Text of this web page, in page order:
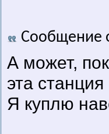
Сообщение
А может,
эта
Я куплю